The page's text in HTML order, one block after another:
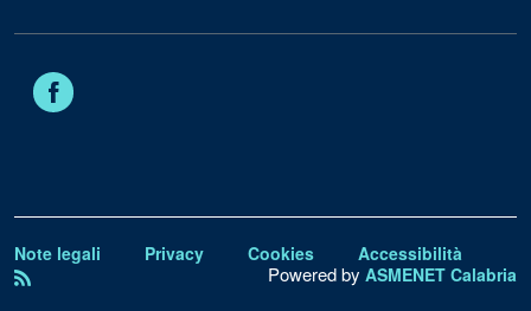
Note legali Privacy Cookies Accessibilità
Powered by ASMENET Calabria